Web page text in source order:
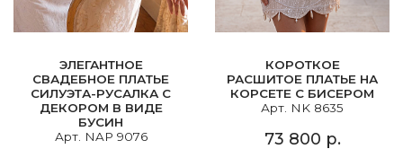
ЭЛЕГАНТНОЕ
СВАДЕБНОЕ ПЛАТЬЕ
СИЛУЭТА-РУСАЛКА С
ДЕКОРОМ В ВИДЕ
БУСИН
Арт. NAP 9076
КОРОТКОЕ
РАСШИТОЕ ПЛАТЬЕ НА
КОРСЕТЕ С БИСЕРОМ
Арт. NK 8635
73 800 р.